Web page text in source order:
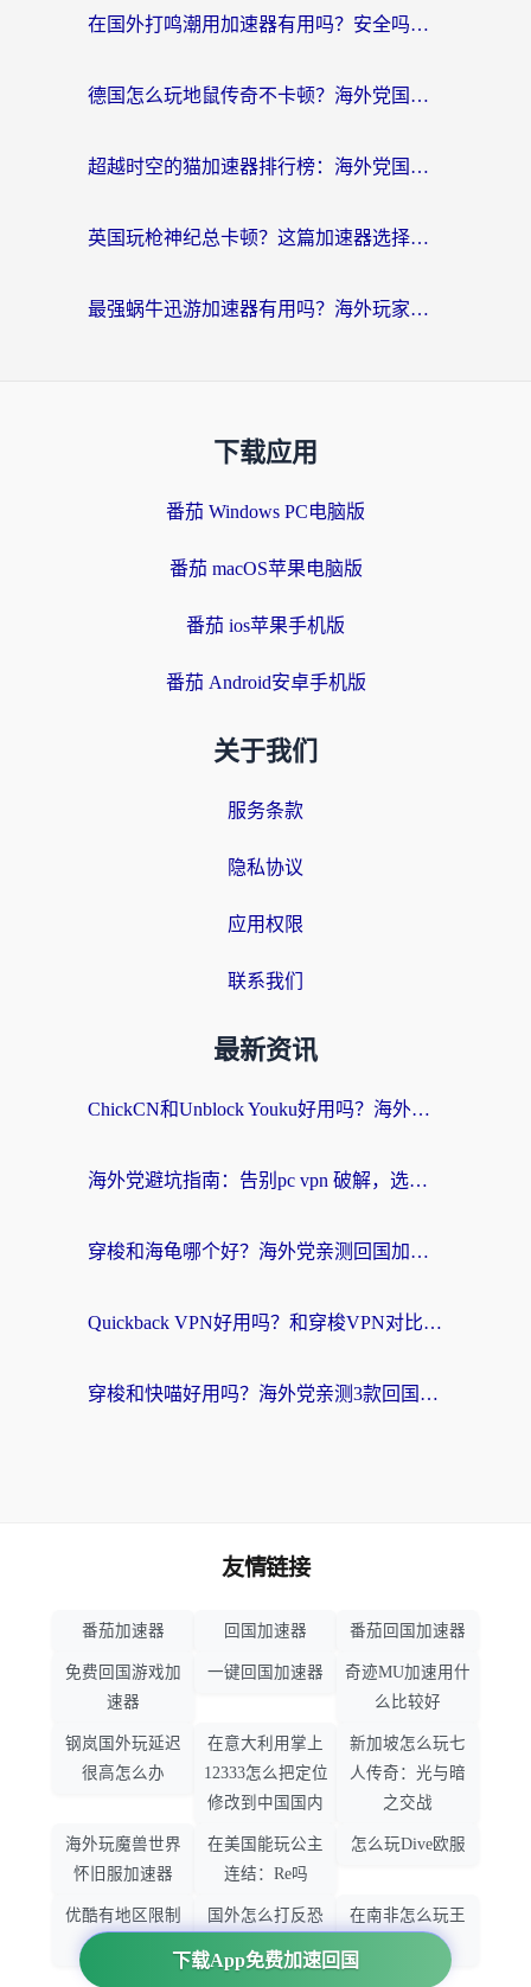
在国外打鸣潮用加速器有用吗？安全吗？海外玩家国服游戏加速全指南
德国怎么玩地鼠传奇不卡顿？海外党国服游戏加速全攻略（含战双EVE实用指南）
超越时空的猫加速器排行榜：海外党国服游戏不卡顿的终极选择指南
英国玩枪神纪总卡顿？这篇加速器选择指南帮你告别延迟（附实测推荐）
最强蜗牛迅游加速器有用吗？海外玩家国服游戏加速避坑指南（附德国玩忍者必须死3流星蝴蝶剑解决办法）
下载应用
番茄 Windows PC电脑版
番茄 macOS苹果电脑版
番茄 ios苹果手机版
番茄 Android安卓手机版
关于我们
服务条款
隐私协议
应用权限
联系我们
最新资讯
ChickCN和Unblock Youku好用吗？海外党亲测3款回国加速器，附iOS免费选择指南
海外党避坑指南：告别pc vpn 破解，选对回国加速器轻松访问国内资源
穿梭和海龟哪个好？海外党亲测回国加速器，附电脑免费VPN推荐
Quickback VPN好用吗？和穿梭VPN对比哪个回国效果更好？海外党必看的真实测评与选择指南
穿梭和快喵好用吗？海外党亲测3款回国加速器，附日本回国VPN避坑指南
下载App免费加速回国
友情链接
番茄加速器 回国加速器 番茄回国加速器
免费回国游戏加
速器
一键回国加速器
奇迹MU加速用什
么比较好
钢岚国外玩延迟
很高怎么办
在意大利用掌上
12333怎么把定位
修改到中国国内
新加坡怎么玩七
人传奇：光与暗
之交战
海外玩魔兽世界
怀旧服加速器
在美国能玩公主
连结：Re吗
怎么玩Dive欧服
优酷有地区限制
国外怎么打反恐
精英：全球攻势
在南非怎么玩王